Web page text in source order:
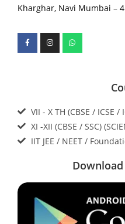
Kharghar, Navi Mumbai –
VII - X TH (CBSE / ICSE /
XI -XII (CBSE / SSC)
IIT JEE / NEET /